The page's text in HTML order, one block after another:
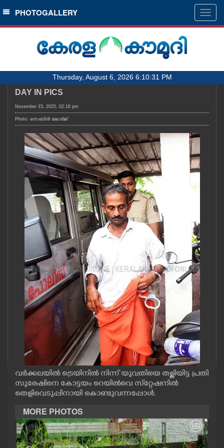
SECTIONS
HOME
NOTIFIED NEWS
KERALA
LOCAL
OBITUARY
NEWS 360
CASE DIARY
CINEMA
OPINION
PHOTOS
LIFESTYLE
SPIRITUAL
ART
PHOTOGALLERY
Thursday, August 6, 2026 6:10:31 PM
DAY IN PICS
November 15, 2025, 02:18 pm
Photo: സെബിൻ ജോർജ്
വർക്കലയിൽ ട്രെയിനിൽ നിന്ന് യുവതിയെ തള്ളിയിട്ട പ്രതി
സുരേഷിനെ കോട്ടയം റെയിൽവെ സ്‌റ്റേഷനിൽ
തെളിവെടുപ്പിനായി കൊണ്ടുവന്നപ്പോൾ.
MORE PHOTOS